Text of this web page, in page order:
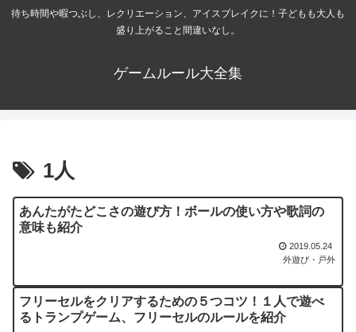
待ち時間や暇つぶし、レクリエーション、アイスブレイクに！子どもも大人も
盛り上がること間違いなし。
ゲームルール大全集
1人
あんたがたどこさの遊び方！ボールの使い方や歌詞の
意味も紹介
2019.05.24
外遊び・戸外
フリーセルをクリアするための５つコツ！１人で遊べ
るトランプゲーム、フリーセルのルールを紹介